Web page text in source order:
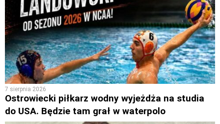
7 sierpnia 2026
Ostrowiecki piłkarz wodny wyjeżdża na studia
do USA. Będzie tam grał w waterpolo